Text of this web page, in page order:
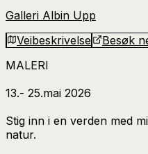
Galleri Albin Upp
Veibeskrivelse
Besøk
MALERI
13.- 25.mai 2026
Stig inn i en verden med
natur.